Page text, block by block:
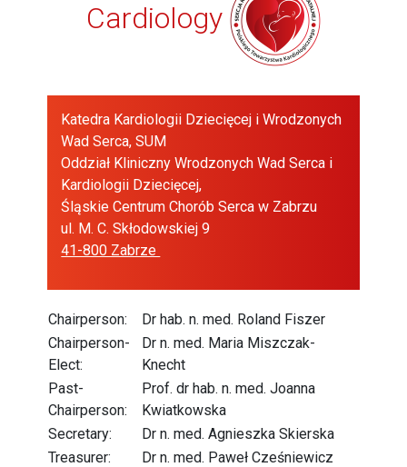
Cardiology
Katedra Kardiologii Dziecięcej i Wrodzonych
Wad Serca, SUM
Oddział Kliniczny Wrodzonych Wad Serca i
Kardiologii Dziecięcej,
Śląskie Centrum Chorób Serca w Zabrzu
ul. M. C. Skłodowskiej 9
41-800 Zabrze
Chairperson:
Dr hab. n. med. Roland Fiszer
Chairperson-
Elect:
Dr n. med. Maria Miszczak-
Knecht
Past-
Chairperson:
Prof. dr hab. n. med. Joanna
Kwiatkowska
Secretary:
Dr n. med. Agnieszka Skierska
Treasurer:
Dr n. med. Paweł Cześniewicz